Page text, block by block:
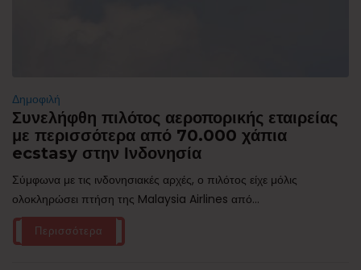
Δημοφιλή
Συνελήφθη πιλότος αεροπορικής εταιρείας
με περισσότερα από 70.000 χάπια
ecstasy στην Ινδονησία
Σύμφωνα με τις ινδονησιακές αρχές, ο πιλότος είχε μόλις
ολοκληρώσει πτήση της Malaysia Airlines από...
Περισσότερα